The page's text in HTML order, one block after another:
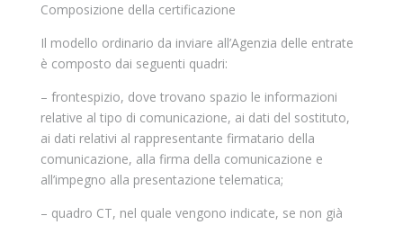
Composizione della certificazione
Il modello ordinario da inviare all’Agenzia delle entrate
è composto dai seguenti quadri:
– frontespizio, dove trovano spazio le informazioni
relative al tipo di comunicazione, ai dati del sostituto,
ai dati relativi al rappresentante firmatario della
comunicazione, alla firma della comunicazione e
all’impegno alla presentazione telematica;
– quadro CT, nel quale vengono indicate, se non già